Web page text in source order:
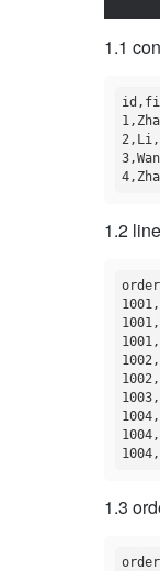
1.1
1.2
1.3